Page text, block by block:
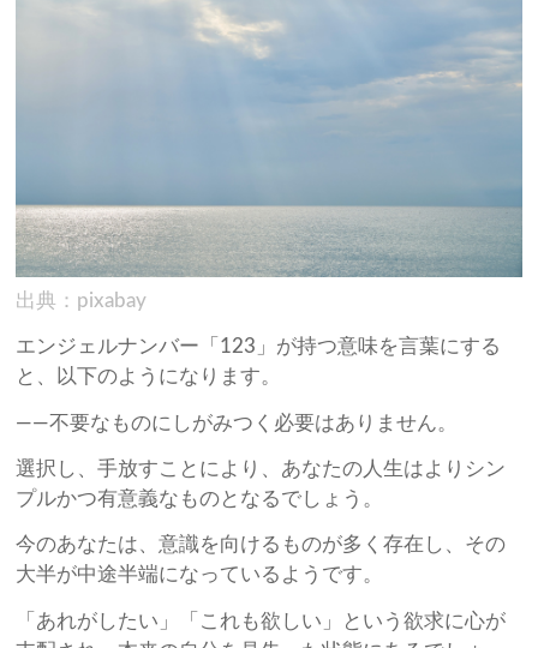
出典：pixabay
エンジェルナンバー「123」が持つ意味を言葉にする
と、以下のようになります。
——不要なものにしがみつく必要はありません。
選択し、手放すことにより、あなたの人生はよりシン
プルかつ有意義なものとなるでしょう。
今のあなたは、意識を向けるものが多く存在し、その
大半が中途半端になっているようです。
「あれがしたい」「これも欲しい」という欲求に心が